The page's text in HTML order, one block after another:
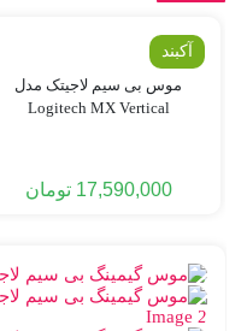
آکبند
موس بی سیم لاجیتک مدل
Logitech MX Vertical
17,590,000 تومان